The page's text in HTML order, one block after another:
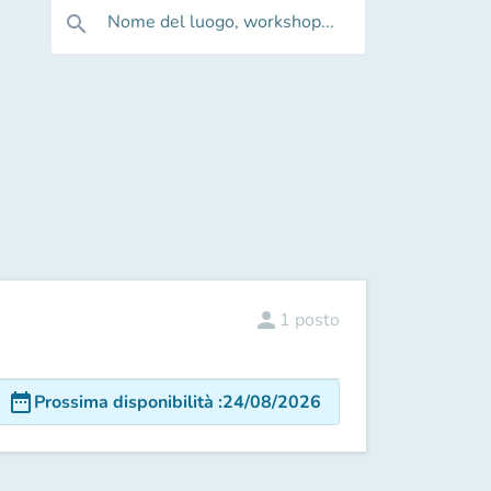
search Nome del luogo, workshop...
person 1 posto
date_rangeProssima disponibilità :24/08/2026